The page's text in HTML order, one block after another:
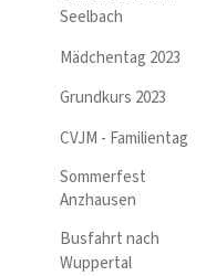
Seelbach
Mädchentag 2023
Grundkurs 2023
CVJM - Familientag
Sommerfest
Anzhausen
Busfahrt nach
Wuppertal